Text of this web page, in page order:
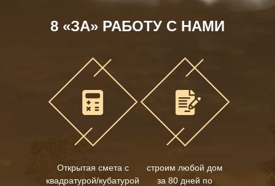
8 «ЗА» РАБОТУ С НАМИ
Открытая смета с
квадратурой/кубатурой
строим любой дом
за 80 дней по